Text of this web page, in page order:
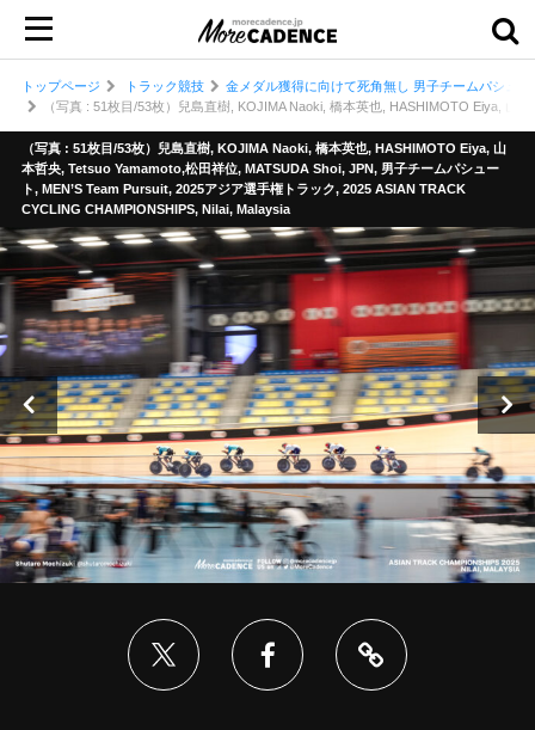
トップページ トラック競技
金メダル獲得に向けて死角無し 男子チームパシュ
（写真 : 51枚目/53枚）兒島直樹, KOJIMA Naoki, 橋本英也, HASHIMOTO Eiya, 山
（写真 : 51枚目/53枚）兒島直樹, KOJIMA Naoki, 橋本英也, HASHIMOTO Eiya, 山
本哲央, Tetsuo Yamamoto,松田祥位, MATSUDA Shoi, JPN, 男子チームパシュー
ト, MEN’S Team Pursuit, 2025アジア選手権トラック, 2025 ASIAN TRACK
CYCLING CHAMPIONSHIPS, Nilai, Malaysia